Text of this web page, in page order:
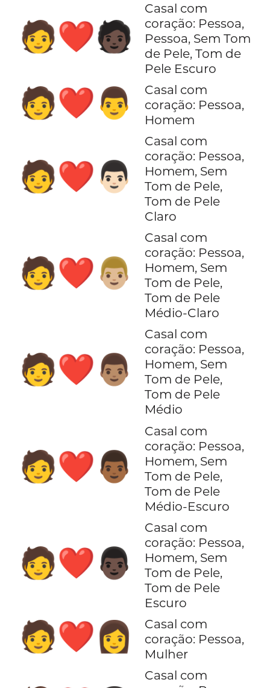
🧑‍❤️‍🧑🏿
Casal com
coração: Pessoa,
Pessoa, Sem Tom
de Pele, Tom de
Pele Escuro
🧑‍❤️‍👨
Casal com
coração: Pessoa,
Homem
🧑‍❤️‍👨🏻
Casal com
coração: Pessoa,
Homem, Sem
Tom de Pele,
Tom de Pele
Claro
🧑‍❤️‍👨🏼
Casal com
coração: Pessoa,
Homem, Sem
Tom de Pele,
Tom de Pele
Médio-Claro
🧑‍❤️‍👨🏽
Casal com
coração: Pessoa,
Homem, Sem
Tom de Pele,
Tom de Pele
Médio
🧑‍❤️‍👨🏾
Casal com
coração: Pessoa,
Homem, Sem
Tom de Pele,
Tom de Pele
Médio-Escuro
🧑‍❤️‍👨🏿
Casal com
coração: Pessoa,
Homem, Sem
Tom de Pele,
Tom de Pele
Escuro
🧑‍❤️‍👩
Casal com
coração: Pessoa,
Mulher
Casal com